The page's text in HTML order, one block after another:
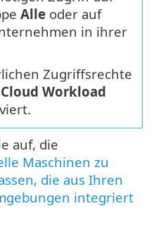
Alle oder auf
in ihrer
Zugriffsrechte
Cloud Workload
auf, die
Maschinen zu
die aus Ihren
integriert